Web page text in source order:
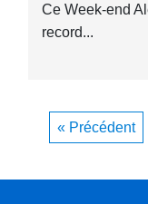
Ce Week-end
record...
« Précédent